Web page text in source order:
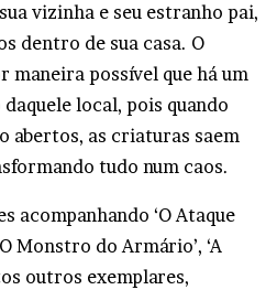
vizinha e seu estranho pai,
dentro de sua casa. O
maneira possível que há um
local, pois quando
abertos, as criaturas saem
tudo num caos.
acompanhando ‘O Ataque
Monstro do Armário’, ‘A
outros exemplares,